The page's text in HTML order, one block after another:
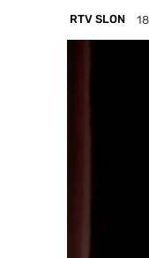
RTV SLON